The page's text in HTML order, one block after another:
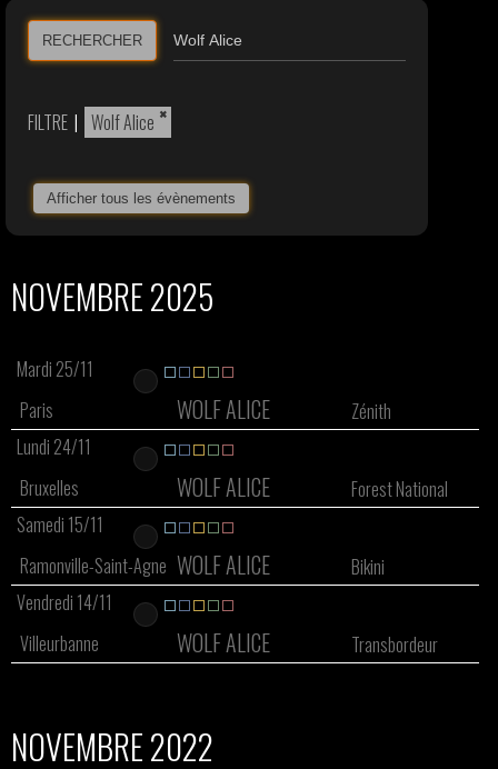
RECHERCHER
FILTRE | ×
Wolf Alice
Afficher tous les évènements
NOVEMBRE 2025
Mardi 25/11
Paris
WOLF ALICE
Zénith
Lundi 24/11
Bruxelles
WOLF ALICE
Forest National
Samedi 15/11
Ramonville-Saint-Agne WOLF ALICE
Bikini
Vendredi 14/11
Villeurbanne
WOLF ALICE Transbordeur
NOVEMBRE 2022